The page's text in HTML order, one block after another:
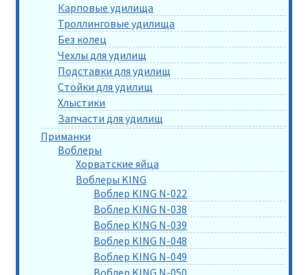
Карповые удилища
Троллинговые удилища
Без колец
Чехлы для удилищ
Подставки для удилищ
Стойки для удилищ
Хлыстики
Запчасти для удилищ
Приманки
Воблеры
Хорватские яйца
Воблеры KING
Воблер KING N-022
Воблер KING N-038
Воблер KING N-039
Воблер KING N-048
Воблер KING N-049